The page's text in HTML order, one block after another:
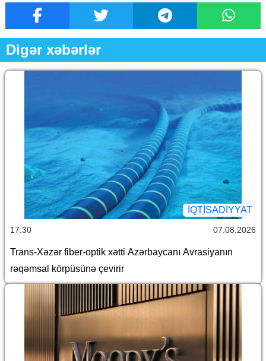
Digər xəbərlər
İQTİSADİYYAT
17:30 07.08.2026
Trans-Xəzər fiber-optik xətti Azərbaycanı Avrasiyanın
rəqəmsal körpüsünə çevirir